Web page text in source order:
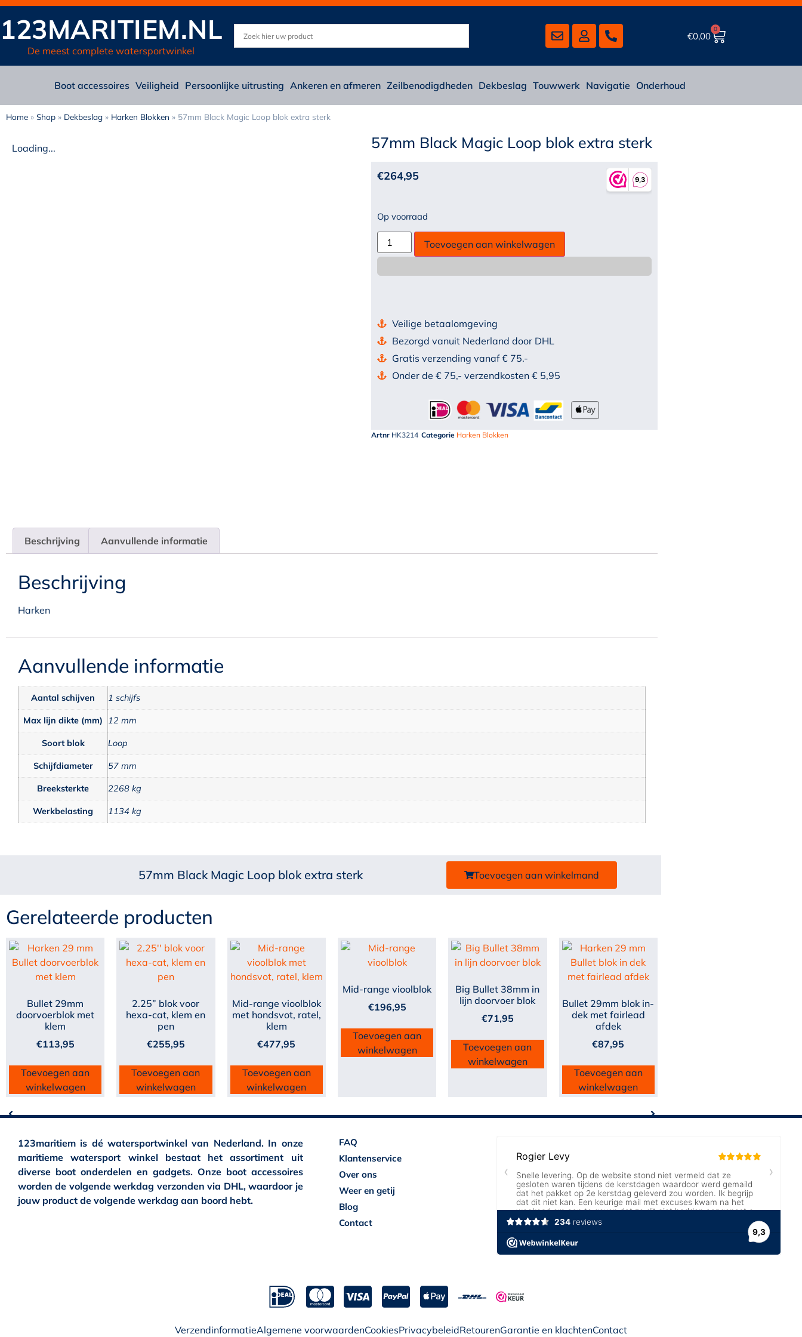
123MARITIEM.NL
De meest complete watersportwinkel
€0,00
0
Boot accessoires Veiligheid Persoonlijke uitrusting Ankeren en afmeren Zeilbenodigdheden Dekbeslag Touwwerk Navigatie Onderhoud
Home » Shop » Dekbeslag » Harken Blokken » 57mm Black Magic Loop blok extra sterk
Loading... 57mm Black Magic Loop blok extra sterk
€264,95
Op voorraad
Toevoegen aan winkelwagen
Veilige betaalomgeving
Bezorgd vanuit Nederland door DHL
Gratis verzending vanaf € 75.-
Onder de € 75,- verzendkosten € 5,95
Artnr HK3214 Categorie Harken Blokken
Beschrijving Aanvullende informatie
Beschrijving
Harken
Aanvullende informatie
Aantal schijven 1 schijfs
Max lijn dikte (mm) 12 mm
Soort blok Loop
Schijfdiameter 57 mm
Breeksterkte 2268 kg
Werkbelasting 1134 kg
57mm Black Magic Loop blok extra sterk Toevoegen aan winkelmand
Gerelateerde producten
Bullet 29mm
doorvoerblok met
klem
€113,95
Toevoegen aan
winkelwagen
2.25” blok voor
hexa-cat, klem en
pen
€255,95
Toevoegen aan
winkelwagen
Mid-range vioolblok
met hondsvot, ratel,
klem
€477,95
Toevoegen aan
winkelwagen
Mid-range vioolblok
€196,95
Toevoegen aan
winkelwagen
Big Bullet 38mm in
lijn doorvoer blok
€71,95
Toevoegen aan
winkelwagen
Bullet 29mm blok in-
dek met fairlead
afdek
€87,95
Toevoegen aan
winkelwagen
123maritiem is dé watersportwinkel van Nederland. In onze
maritieme watersport winkel bestaat het assortiment uit
diverse boot onderdelen en gadgets. Onze boot accessoires
worden de volgende werkdag verzonden via DHL, waardoor je
jouw product de volgende werkdag aan boord hebt.
FAQ
Klantenservice
Over ons
Weer en getij
Blog
Contact
VerzendinformatieAlgemene voorwaardenCookiesPrivacybeleidRetourenGarantie en klachtenContact